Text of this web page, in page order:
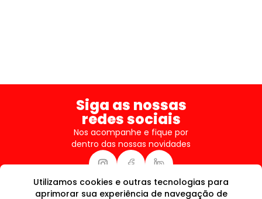
Siga as nossas
redes sociais
Nos acompanhe e fique por
dentro das nossas novidades
LGPD
POLÍTICA DE PRIVACIDADE
Utilizamos cookies e outras tecnologias para
aprimorar sua experiência de navegação de